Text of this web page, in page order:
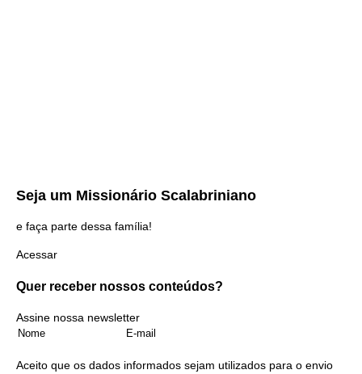
Seja um Missionário Scalabriniano
e faça parte dessa família!
Acessar
Quer receber nossos conteúdos?
Assine nossa newsletter
Aceito que os dados informados sejam utilizados para o envio